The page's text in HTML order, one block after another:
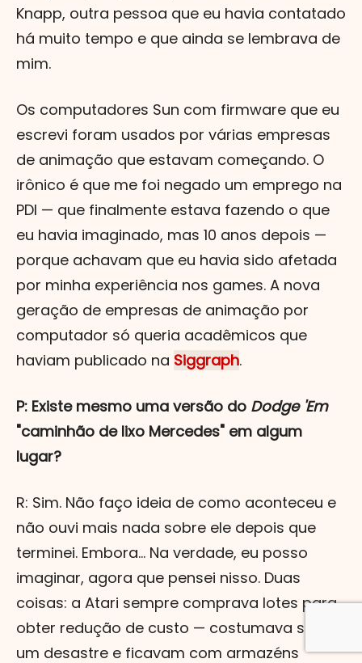
Knapp, outra pessoa que eu havia contatado
há muito tempo e que ainda se lembrava de
mim.
Os computadores Sun com firmware que eu
escrevi foram usados ​​por várias empresas
de animação que estavam começando. O
irônico é que me foi negado um emprego na
PDI — que finalmente estava fazendo o que
eu havia imaginado, mas 10 anos depois —
porque achavam que eu havia sido afetada
por minha experiência nos games. A nova
geração de empresas de animação por
computador só queria acadêmicos que
haviam publicado na Siggraph.
P: Existe mesmo uma versão do Dodge 'Em
"caminhão de lixo Mercedes" em algum
lugar?
R: Sim. Não faço ideia de como aconteceu e
não ouvi mais nada sobre ele depois que
terminei. Embora... Na verdade, eu posso
imaginar, agora que pensei nisso. Duas
coisas: a Atari sempre comprava lotes para
obter redução de custo — costumava ser
um desastre e ficavam com armazéns